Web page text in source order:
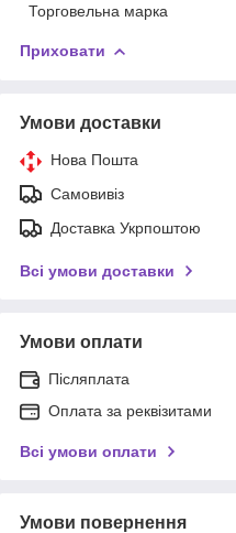
Торговельна марка
Приховати
Умови доставки
Нова Пошта
Самовивіз
Доставка Укрпоштою
Всі умови доставки
Умови оплати
Післяплата
Оплата за реквізитами
Всі умови оплати
Умови повернення